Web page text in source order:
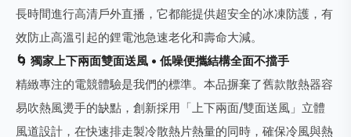
長時間進行高清戶外直播，它都能提供超安全的冰凍防護，有
效防止高溫引起的鋰電池急速老化和壽命大減。
🌀 獨家上下兩面雙面送風 • 低噪便攜結構全面不擋手
精緻專注的電競體驗是我們的標準。本品摒棄了舊款散熱器容
易吹熱風燙手的缺點，創新採用「上下兩面/雙面送風」立體
風道設計，在快速排走製冷散熱片熱量的同時，確保冷風與熱